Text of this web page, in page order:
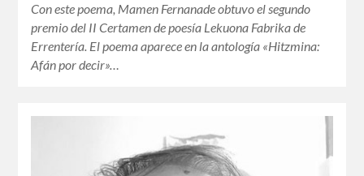
Con este poema, Mamen Fernanade obtuvo el segundo
premio del II Certamen de poesía Lekuona Fabrika de
Errentería. El poema aparece en la antología «Hitzmina:
Afán por decir»…